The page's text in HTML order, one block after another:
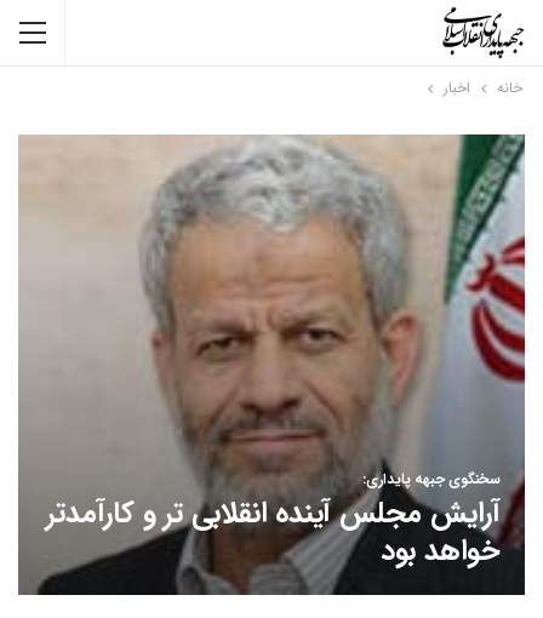
خانه اخبار
سخنگوی جبهه پایداری:
آرایش مجلس آینده انقلابی تر و کارآمدتر
خواهد بود